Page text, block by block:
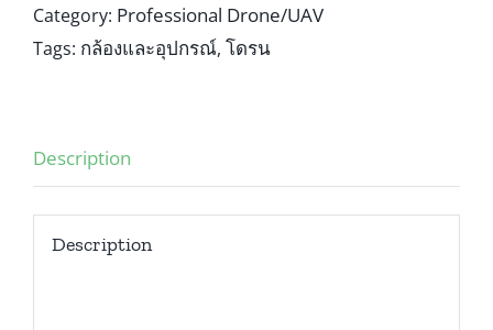
Category: Professional Drone/UAV
Tags: กล้องและอุปกรณ์, โดรน
Description
Description